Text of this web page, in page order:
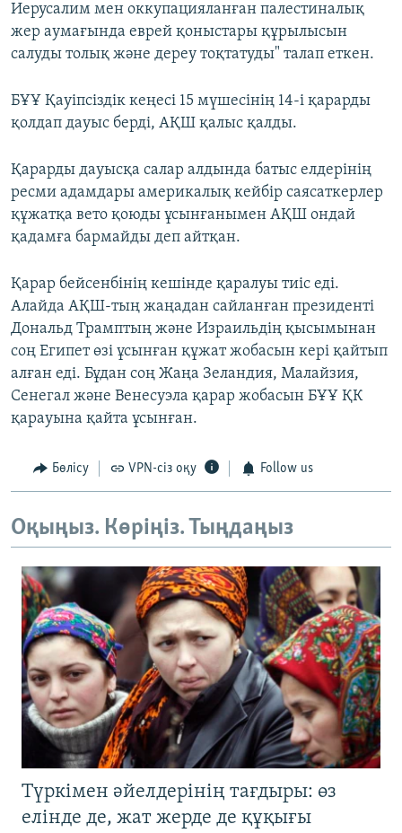
Иерусалим мен оккупацияланған палестиналық
жер аумағында еврей қоныстары құрылысын
салуды толық және дереу тоқтатуды" талап еткен.
БҰҰ Қауіпсіздік кеңесі 15 мүшесінің 14-і қарарды
қолдап дауыс берді, АҚШ қалыс қалды.
Қарарды дауысқа салар алдында батыс елдерінің
ресми адамдары америкалық кейбір саясаткерлер
құжатқа вето қоюды ұсынғанымен АҚШ ондай
қадамға бармайды деп айтқан.
Қарар бейсенбінің кешінде қаралуы тиіс еді.
Алайда АҚШ-тың жаңадан сайланған президенті
Дональд Трамптың және Израильдің қысымынан
соң Египет өзі ұсынған құжат жобасын кері қайтып
алған еді. Бұдан соң Жаңа Зеландия, Малайзия,
Сенегал және Венесуэла қарар жобасын БҰҰ ҚК
қарауына қайта ұсынған.
Бөлісу VPN-сіз оқу Follow us
Оқыңыз. Көріңіз. Тыңдаңыз
Түркімен әйелдерінің тағдыры: өз
елінде де, жат жерде де құқығы